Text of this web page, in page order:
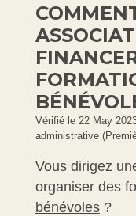
Vérifié le 22 May
administrative
Vous dirigez
organiser des
bénévoles ?